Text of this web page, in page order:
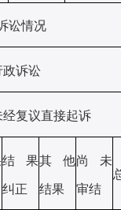
讼情况
政诉讼
经复议直接起诉
结果
纠正
其他
结果
尚未
审结